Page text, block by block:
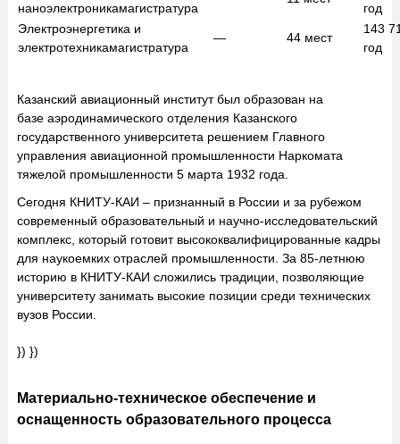
наноэлектроникамагистратура
год
Электроэнергетика и
электротехникамагистратура
— 44 мест
143
год
Казанский авиационный институт был образован на
базе аэродинамического отделения Казанского
государственного университета решением Главного
управления авиационной промышленности Наркомата
тяжелой промышленности 5 марта 1932 года.
Сегодня КНИТУ-КАИ – признанный в России и за рубежом
современный образовательный и научно-исследовательский
комплекс, который готовит высококвалифицированные кадры
для наукоемких отраслей промышленности. За 85-летнюю
историю в КНИТУ-КАИ сложились традиции, позволяющие
университету занимать высокие позиции среди технических
вузов России.
}) })
Материально-техническое обеспечение и
оснащенность образовательного процесса